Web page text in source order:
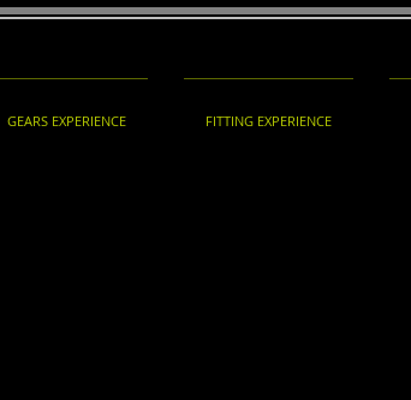
GEARS EXPERIENCE FITTING EXPERIENCE